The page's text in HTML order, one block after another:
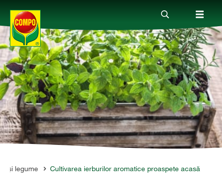
Produse
Ghiduri
Teme
Companie
și legume Cultivarea ierburilor aromatice proaspete acasă